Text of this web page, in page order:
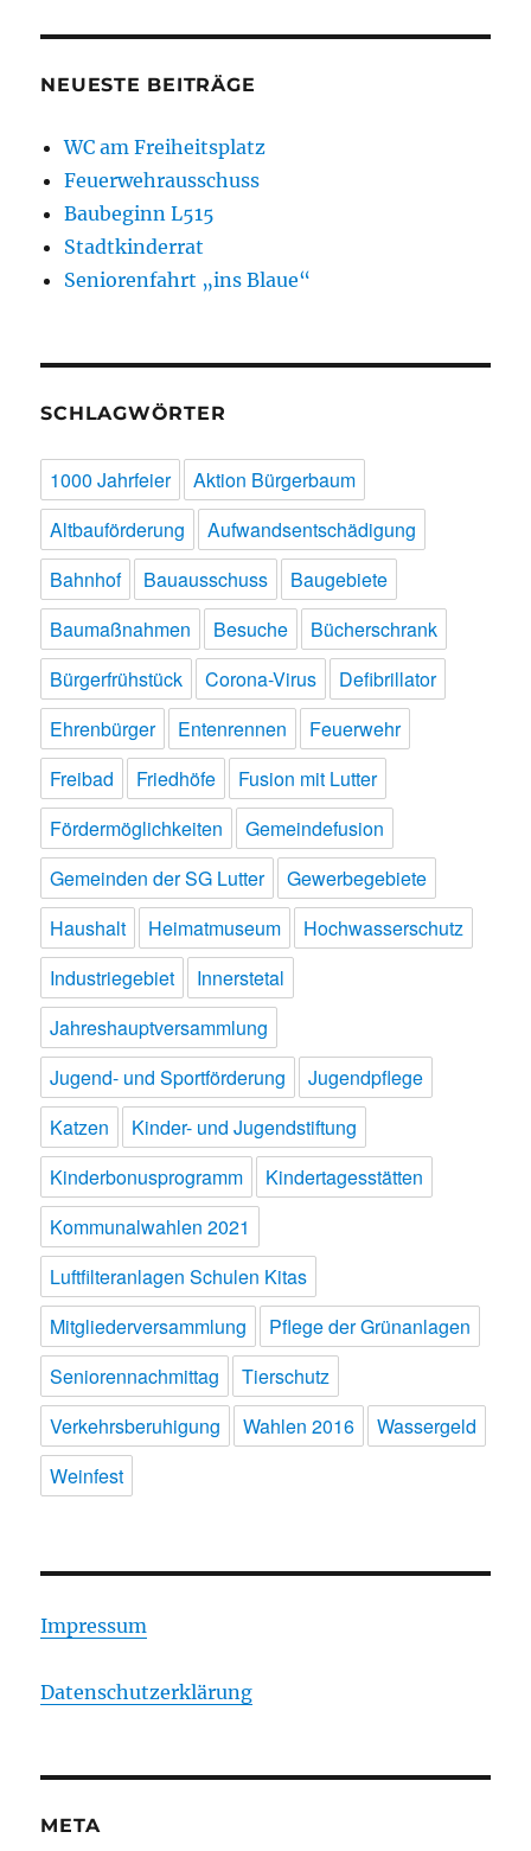
NEUESTE BEITRÄGE
WC am Freiheitsplatz
Feuerwehrausschuss
Baubeginn L515
Stadtkinderrat
Seniorenfahrt „ins Blaue“
SCHLAGWÖRTER
1000 Jahrfeier
Aktion Bürgerbaum
Altbauförderung
Aufwandsentschädigung
Bahnhof
Bauausschuss
Baugebiete
Baumaßnahmen
Besuche
Bücherschrank
Bürgerfrühstück
Corona-Virus
Defibrillator
Ehrenbürger
Entenrennen
Feuerwehr
Freibad
Friedhöfe
Fusion mit Lutter
Fördermöglichkeiten
Gemeindefusion
Gemeinden der SG Lutter
Gewerbegebiete
Haushalt
Heimatmuseum
Hochwasserschutz
Industriegebiet
Innerstetal
Jahreshauptversammlung
Jugend- und Sportförderung
Jugendpflege
Katzen
Kinder- und Jugendstiftung
Kinderbonusprogramm
Kindertagesstätten
Kommunalwahlen 2021
Luftfilteranlagen Schulen Kitas
Mitgliederversammlung
Pflege der Grünanlagen
Seniorennachmittag
Tierschutz
Verkehrsberuhigung
Wahlen 2016
Wassergeld
Weinfest
Impressum
Datenschutzerklärung
META